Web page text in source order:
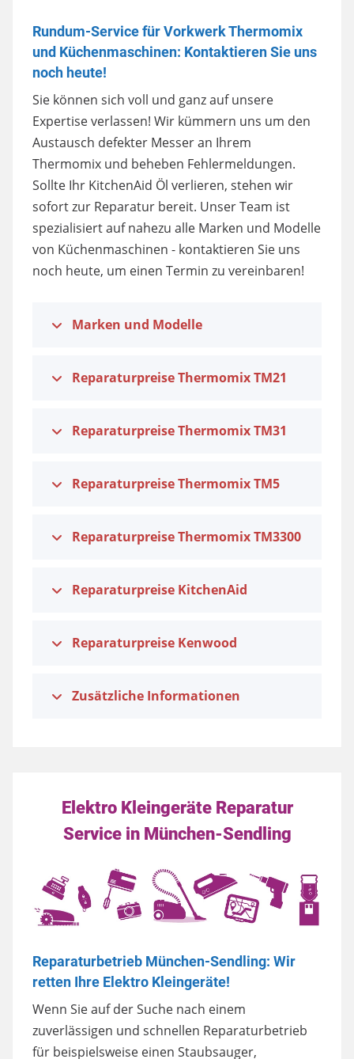
Rundum-Service für Vorkwerk Thermomix
und Küchenmaschinen: Kontaktieren Sie uns
noch heute!
Sie können sich voll und ganz auf unsere
Expertise verlassen! Wir kümmern uns um den
Austausch defekter Messer an Ihrem
Thermomix und beheben Fehlermeldungen.
Sollte Ihr KitchenAid Öl verlieren, stehen wir
sofort zur Reparatur bereit. Unser Team ist
spezialisiert auf nahezu alle Marken und Modelle
von Küchenmaschinen - kontaktieren Sie uns
noch heute, um einen Termin zu vereinbaren!
Marken und Modelle
Reparaturpreise Thermomix TM21
Reparaturpreise Thermomix TM31
Reparaturpreise Thermomix TM5
Reparaturpreise Thermomix TM3300
Reparaturpreise KitchenAid
Reparaturpreise Kenwood
Zusätzliche Informationen
Elektro Kleingeräte Reparatur
Service in München-Sendling
Reparaturbetrieb München-Sendling: Wir
retten Ihre Elektro Kleingeräte!
Wenn Sie auf der Suche nach einem
zuverlässigen und schnellen Reparaturbetrieb
für beispielsweise einen Staubsauger,